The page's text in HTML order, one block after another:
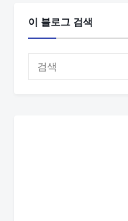
이 블로그 검색